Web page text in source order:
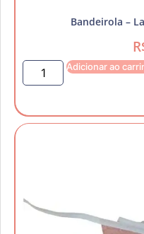
Bandeirola –
Adicionar ao